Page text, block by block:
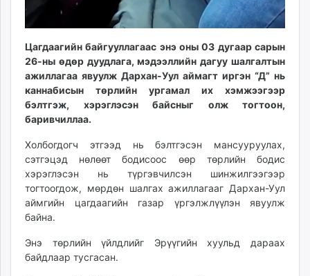
zuv.mn
mminfo.mn
ugluu.mn
urlag.mn
unen.mn
asu.mn
shudarga.mn
unuudur.mn
isee.mn
mglradio.com
fact.mn
itoim.mn
shuum.mn
Цагдаагийн байгууллагаас энэ оны 03 дугаар сарын
26-ны өдөр дуудлага, мэдээллийн дагуу шалгалтын
ажиллагаа явуулж Дархан-Уул аймагт иргэн “Д” нь
каннабисын төрлийн ургамал их хэмжээгээр
бэлтгэж, хэрэглэсэн байсныг олж тогтоон,
баривчиллаа.
Холбогдогч этгээд нь бэлтгэсэн мансууруулах,
сэтгэцэд нөлөөт бодисоос өөр төрлийн бодис
хэрэглэсэн нь түргэвчилсэн шинжилгээгээр
тогтоогдож, мөрдөн шалгах ажиллагааг Дархан-Уул
аймгийн цагдаагийн газар үргэлжлүүлэн явуулж
байна.
Энэ төрлийн үйлдлийг Эрүүгийн хуульд дараах
байдлаар тусгасан.